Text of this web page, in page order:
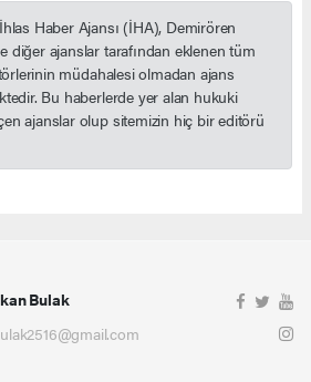
Haber Ajansı (İHA), Demirören
diğer ajanslar tarafından eklenen tüm
müdahalesi olmadan ajans
Bu haberlerde yer alan hukuki
ajanslar olup sitemizin hiç bir editörü
Bulak